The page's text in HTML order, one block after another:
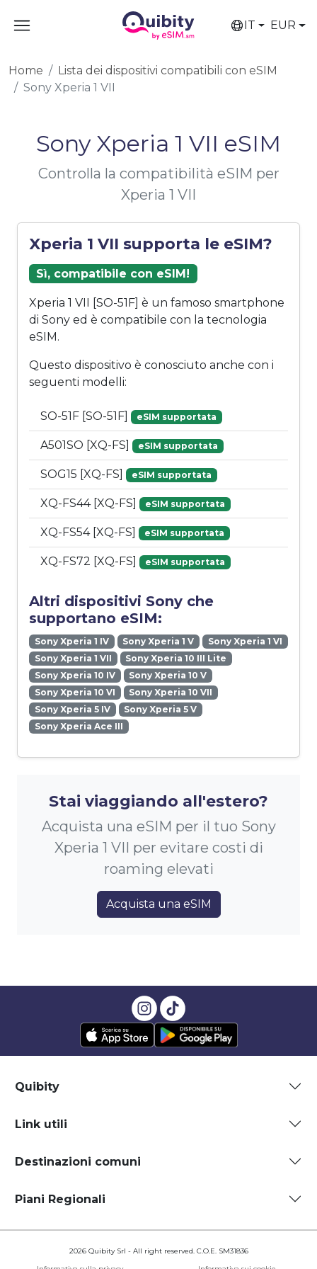
IT EUR
Home
Lista dei dispositivi compatibili con eSIM
Sony Xperia 1 VII
Sony Xperia 1 VII eSIM
Controlla la compatibilità eSIM per
Xperia 1 VII
Xperia 1 VII supporta le eSIM?
Sì, compatibile con eSIM!
Xperia 1 VII [SO-51F] è un famoso smartphone
di Sony ed è compatibile con la tecnologia
eSIM.
Questo dispositivo è conosciuto anche con i
seguenti modelli:
SO-51F [SO-51F] eSIM supportata
A501SO [XQ-FS] eSIM supportata
SOG15 [XQ-FS] eSIM supportata
XQ-FS44 [XQ-FS] eSIM supportata
XQ-FS54 [XQ-FS] eSIM supportata
XQ-FS72 [XQ-FS] eSIM supportata
Altri dispositivi Sony che
supportano eSIM:
Sony Xperia 1 IV Sony Xperia 1 V
Sony Xperia 1 VI
Sony Xperia 1 VII
Sony Xperia 10 III Lite
Sony Xperia 10 IV
Sony Xperia 10 V
Sony Xperia 10 VI
Sony Xperia 10 VII
Sony Xperia 5 IV
Sony Xperia 5 V
Sony Xperia Ace III
Stai viaggiando all'estero?
Acquista una eSIM per il tuo Sony
Xperia 1 VII per evitare costi di
roaming elevati
Acquista una eSIM
Quibity
Link utili
Destinazioni comuni
Piani Regionali
2026 Quibity Srl - All right reserved. C.O.E. SM31836